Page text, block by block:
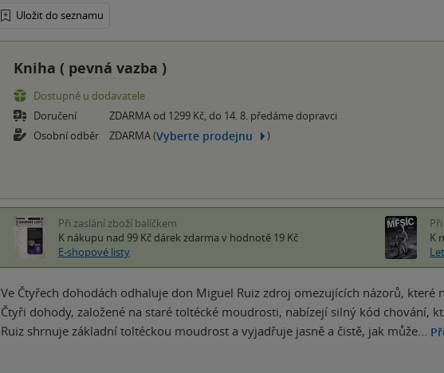
Uložit do seznamu
Kniha ( pevná vazba )
Dostupné u dodavatele
Doručení
ZDARMA od 1299 Kč, do 14. 8. předáme dopravci
Osobní odběr
ZDARMA (Vyberte prodejnu )
Při zaslání zboží balíčkem
K nákupu nad 99 Kč dárek zdarma v hodnotě 19 Kč
E-shopové listy
K
Ve Čtyřech dohodách odhaluje don Miguel Ruiz zdroj omezujících názorů,
Čtyři dohody, založené na staré toltécké moudrosti, nabízejí silný kód chování,
Ruiz shrnuje základní toltéckou moudrost a vyjadřuje jasně a čistě, jak může…